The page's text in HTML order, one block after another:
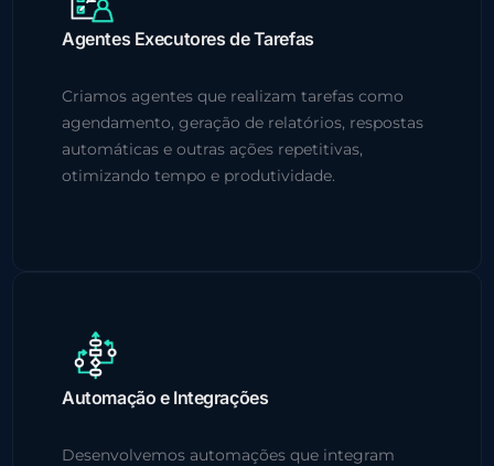
Agentes Executores de Tarefas
Criamos agentes que realizam tarefas como
agendamento, geração de relatórios, respostas
automáticas e outras ações repetitivas,
otimizando tempo e produtividade.
Automação e Integrações
Desenvolvemos automações que integram